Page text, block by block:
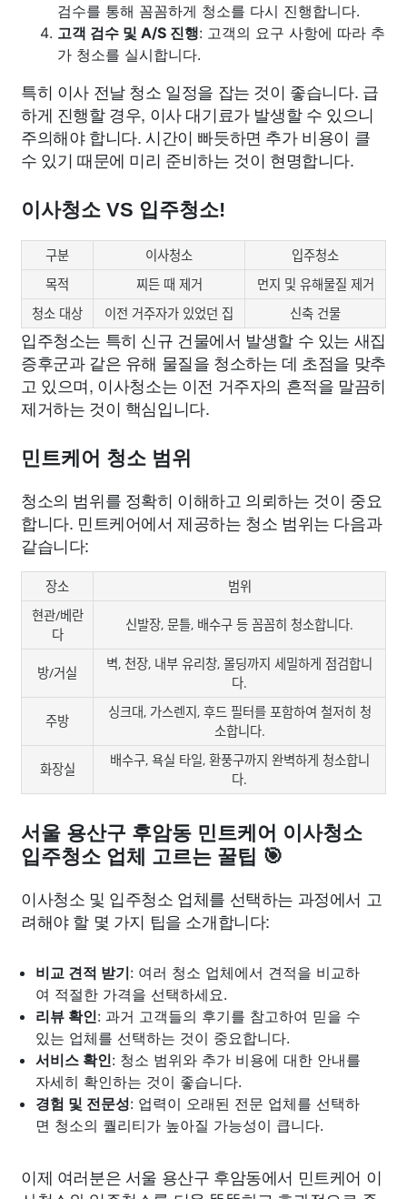
검수를 통해 꼼꼼하게 청소를 다시 진행합니다.
고객 검수 및 A/S 진행: 고객의 요구 사항에 따라 추
가 청소를 실시합니다.
특히 이사 전날 청소 일정을 잡는 것이 좋습니다. 급
하게 진행할 경우, 이사 대기료가 발생할 수 있으니
주의해야 합니다. 시간이 빠듯하면 추가 비용이 클
수 있기 때문에 미리 준비하는 것이 현명합니다.
이사청소 VS 입주청소!
구분 이사청소
입주청소
목적
찌든 때 제거
먼지 및 유해물질 제거
청소 대상
이전 거주자가 있었던 집 신축 건물
입주청소는 특히 신규 건물에서 발생할 수 있는 새집
증후군과 같은 유해 물질을 청소하는 데 초점을 맞추
고 있으며, 이사청소는 이전 거주자의 흔적을 말끔히
제거하는 것이 핵심입니다.
민트케어 청소 범위
청소의 범위를 정확히 이해하고 의뢰하는 것이 중요
합니다. 민트케어에서 제공하는 청소 범위는 다음과
같습니다:
장소
범위
현관/베란
다
신발장, 문틀, 배수구 등 꼼꼼히 청소합니다.
방/거실
벽, 천장, 내부 유리창, 몰딩까지 세밀하게 점검합니
다.
주방
싱크대, 가스렌지, 후드 필터를 포함하여 철저히 청
소합니다.
화장실
배수구, 욕실 타일, 환풍구까지 완벽하게 청소합니
다.
서울 용산구 후암동 민트케어 이사청소
입주청소 업체 고르는 꿀팁 🎯
이사청소 및 입주청소 업체를 선택하는 과정에서 고
려해야 할 몇 가지 팁을 소개합니다:
비교 견적 받기: 여러 청소 업체에서 견적을 비교하
여 적절한 가격을 선택하세요.
리뷰 확인: 과거 고객들의 후기를 참고하여 믿을 수
있는 업체를 선택하는 것이 중요합니다.
서비스 확인: 청소 범위와 추가 비용에 대한 안내를
자세히 확인하는 것이 좋습니다.
경험 및 전문성: 업력이 오래된 전문 업체를 선택하
면 청소의 퀄리티가 높아질 가능성이 큽니다.
이제 여러분은 서울 용산구 후암동에서 민트케어 이